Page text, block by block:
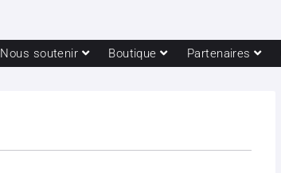
Nous soutenir Boutique Partenaires